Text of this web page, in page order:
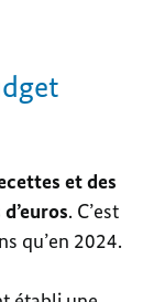
et des
. C’est
qu’en 2024.